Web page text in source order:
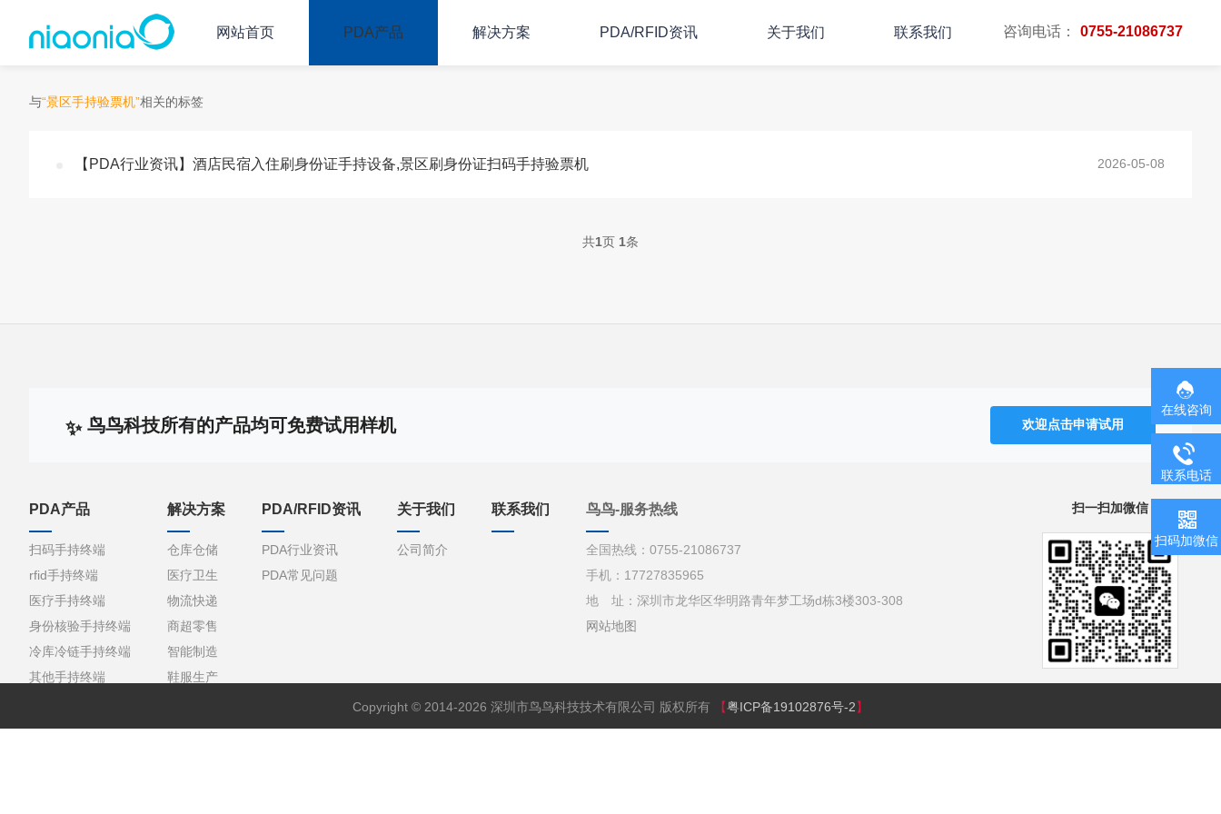
网站首页 PDA产品 解决方案 PDA/RFID资讯 关于我们 联系我们 咨询电话： 0755-21086737
与“景区手持验票机”相关的标签
主页 TAG标签
【PDA行业资讯】酒店民宿入住刷身份证手持设备,景区刷身份证扫码手持验票机 2026-05-08
共1页 1条
鸟鸟科技所有的产品均可免费试用样机 欢迎点击申请试用
PDA产品
扫码手持终端
rfid手持终端
医疗手持终端
身份核验手持终端
冷库冷链手持终端
其他手持终端
解决方案
仓库仓储
医疗卫生
物流快递
商超零售
智能制造
鞋服生产
PDA/RFID资讯
PDA行业资讯
PDA常见问题
关于我们
公司简介
联系我们 鸟鸟-服务热线
全国热线：0755-21086737
手机：17727835965
地 址：深圳市龙华区华明路青年梦工场d栋3楼303-308
网站地图
扫一扫加微信
Copyright © 2014-2026 深圳市鸟鸟科技技术有限公司 版权所有 【粤ICP备19102876号-2】
在线咨询
联系电话
扫码加微信